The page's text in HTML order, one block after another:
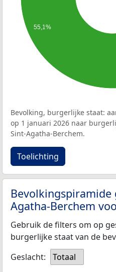
55,1%
Bevolking, burgerlijke staat:
op 1 januari 2026 naar
Sint-Agatha-Berchem.
Toelichting
Bevolkingspiramide
Agatha-Berchem
Gebruik de filters om op
burgerlijke staat van de
Geslacht:
Totaal